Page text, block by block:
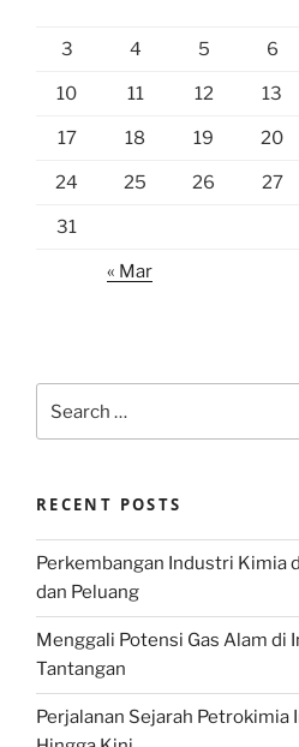
3 4 5 6
10 11 12 13
17 18 19 20
24 25 26 27
31
« Mar
for:
RECENT POSTS
Perkembangan Industri Kimia
dan Peluang
Menggali Potensi Gas Alam di
Tantangan
Perjalanan Sejarah Petrokimia